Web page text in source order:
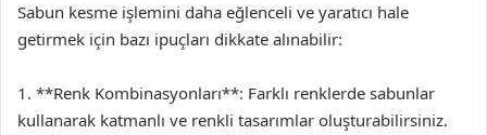
Sabun kesme işlemini daha eğlenceli ve yaratıcı hale
getirmek için bazı ipuçları dikkate alınabilir:
1. **Renk Kombinasyonları**: Farklı renklerde sabunlar
kullanarak katmanlı ve renkli tasarımlar oluşturabilirsiniz.